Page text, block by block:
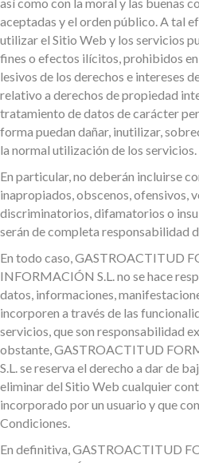
aceptadas y el orden público. A tal
utilizar el Sitio Web y los servicios
fines o efectos ilícitos, prohibidos en
lesivos de los derechos e intereses
relativo a derechos de propiedad
tratamiento de datos de carácter
forma puedan dañar, inutilizar,
la normal utilización de los servicios.
En particular, no deberán incluirse
inapropiados, obscenos, ofensivos,
discriminatorios, difamatorios o
serán de completa responsabilidad
En todo caso, GASTROACTITUD
INFORMACIÓN S.L. no se hace
datos, informaciones,
incorporen a través de las
servicios, que son responsabilidad
obstante, GASTROACTITUD
S.L. se reserva el derecho a dar de
eliminar del Sitio Web cualquier
incorporado por un usuario y que
Condiciones.
En definitiva, GASTROACTITUD